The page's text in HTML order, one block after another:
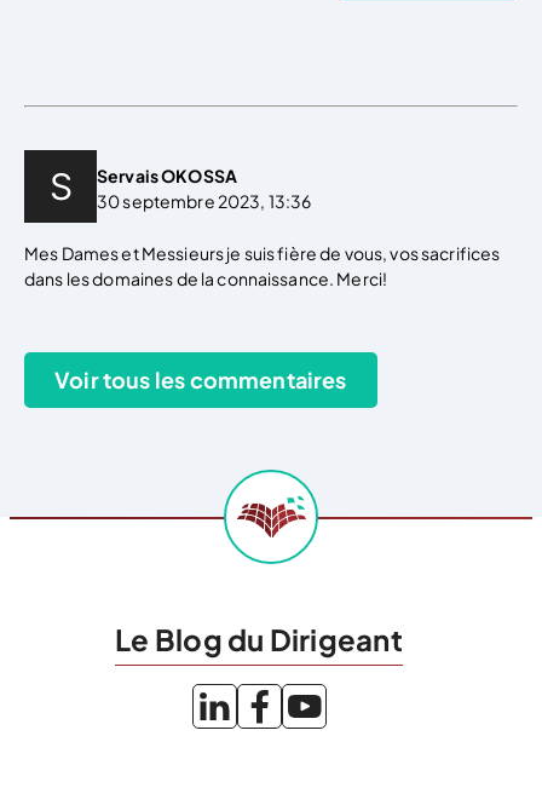
Servais OKOSSA
30 septembre 2023, 13:36
Mes Dames et Messieurs je suis fière de vous, vos sacrifices
dans les domaines de la connaissance. Merci!
Le Blog du Dirigeant